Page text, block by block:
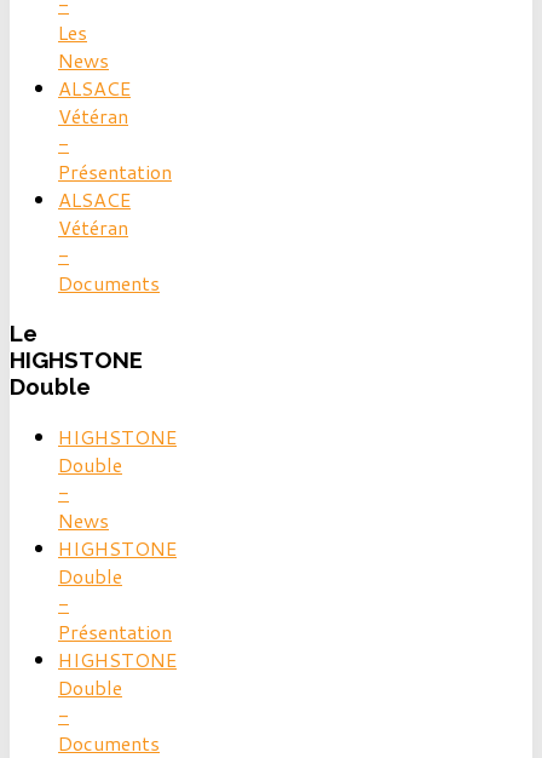
Les
News
ALSACE
Vétéran
-
Présentation
ALSACE
Vétéran
-
Documents
Le
HIGHSTONE
Double
HIGHSTONE
Double
-
News
HIGHSTONE
Double
-
Présentation
HIGHSTONE
Double
-
Documents